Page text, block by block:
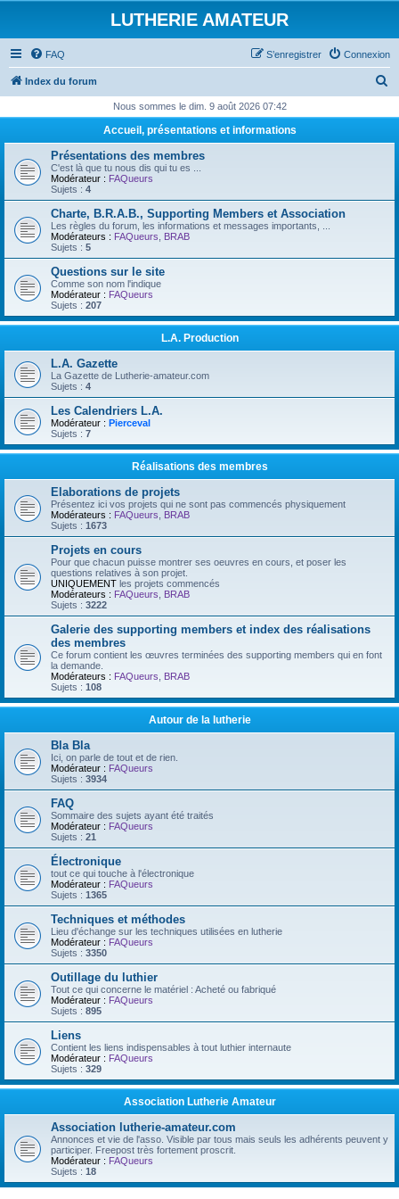
LUTHERIE AMATEUR
FAQ Connexion
S’enregistrer
Index du forum
h
Nous sommes le dim. 9 août 2026 07:42
Accueil, présentations et informations
Présentations des membres
C'est là que tu nous dis qui tu es ...
Modérateur : FAQueurs
Sujets : 4
Charte, B.R.A.B., Supporting Members et Association
Les règles du forum, les informations et messages importants, ...
Modérateurs : FAQueurs
BRAB
Sujets : 5
Questions sur le site
Comme son nom l'indique
Modérateur : FAQueurs
Sujets : 207
L.A. Production
L.A. Gazette
La Gazette de Lutherie-amateur.com
Sujets : 4
Les Calendriers L.A.
Modérateur : Pierceval
Sujets : 7
Réalisations des membres
Elaborations de projets
Présentez ici vos projets qui ne sont pas commencés physiquement
Modérateurs : FAQueurs
BRAB
Sujets : 1673
Projets en cours
Pour que chacun puisse montrer ses oeuvres en cours, et poser les
questions relatives à son projet.
UNIQUEMENT les projets commencés
Modérateurs : FAQueurs
BRAB
Sujets : 3222
Galerie des supporting members et index des réalisations
des membres
Ce forum contient les œuvres terminées des supporting members qui en font
la demande.
Modérateurs : FAQueurs
BRAB
Sujets : 108
Autour de la lutherie
Bla Bla
Ici, on parle de tout et de rien.
Modérateur : FAQueurs
Sujets : 3934
FAQ
Sommaire des sujets ayant été traités
Modérateur : FAQueurs
Sujets : 21
Électronique
tout ce qui touche à l'électronique
Modérateur : FAQueurs
Sujets : 1365
Techniques et méthodes
Lieu d'échange sur les techniques utilisées en lutherie
Modérateur : FAQueurs
Sujets : 3350
Outillage du luthier
Tout ce qui concerne le matériel : Acheté ou fabriqué
Modérateur : FAQueurs
Sujets : 895
Liens
Contient les liens indispensables à tout luthier internaute
Modérateur : FAQueurs
Sujets : 329
Association Lutherie Amateur
Association lutherie-amateur.com
Annonces et vie de l'asso. Visible par tous mais seuls les adhérents peuvent y
participer. Freepost très fortement proscrit.
Modérateur : FAQueurs
Sujets : 18